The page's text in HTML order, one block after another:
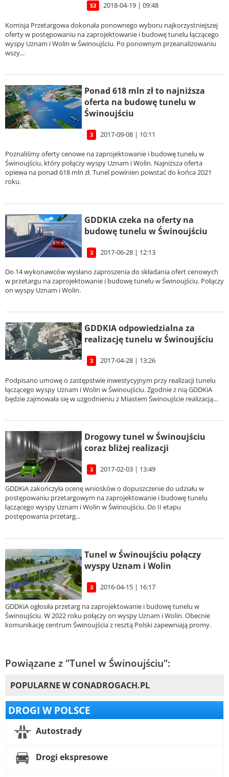
S3 2018-04-19 | 09:48
Komisja Przetargowa dokonała ponownego wyboru najkorzystniejszej
oferty w postępowaniu na zaprojektowanie i budowę tunelu łączącego
wyspy Uznam i Wolin w Świnoujściu. Po ponownym przeanalizowaniu
wszy...
Ponad 618 mln zł to najniższa
oferta na budowę tunelu w
Świnoujściu
3 2017-09-08 | 10:11
Poznaliśmy oferty cenowe na zaprojektowanie i budowę tunelu w
Świnoujściu, który połączy wyspy Uznam i Wolin. Najniższa oferta
opiewa na ponad 618 mln zł. Tunel powinien powstać do końca 2021
roku.
GDDKIA czeka na oferty na
budowę tunelu w Świnoujściu
3 2017-06-28 | 12:13
Do 14 wykonawców wysłano zaproszenia do składania ofert cenowych
w przetargu na zaprojektowanie i budowę tunelu w Świnoujściu. Połączy
on wyspy Uznam i Wolin.
GDDKIA odpowiedzialna za
realizację tunelu w Świnoujściu
3 2017-04-28 | 13:26
Podpisano umowę o zastępstwie inwestycyjnym przy realizacji tunelu
łączącego wyspy Uznam i Wolin w Świnoujściu. Zgodnie z nią GDDKiA
będzie zajmowała się w uzgodnieniu z Miastem Świnoujście realizacją...
Drogowy tunel w Świnoujściu
coraz bliżej realizacji
3 2017-02-03 | 13:49
GDDKiA zakończyła ocenę wniosków o dopuszczenie do udziału w
postępowaniu przetargowym na zaprojektowanie i budowę tunelu
łączącego wyspy Uznam i Wolin w Świnoujściu. Do II etapu
postępowania przetarg...
Tunel w Świnoujściu połączy
wyspy Uznam i Wolin
3 2016-04-15 | 16:17
GDDKiA ogłosiła przetarg na zaprojektowanie i budowę tunelu w
Świnoujściu. W 2022 roku połączy on wyspy Uznam i Wolin. Obecnie
komunikację centrum Świnoujścia z resztą Polski zapewniają promy.
Powiązane z "Tunel w Świnoujściu":
POPULARNE W CONADROGACH.PL
DROGI W POLSCE
Autostrady
Drogi ekspresowe